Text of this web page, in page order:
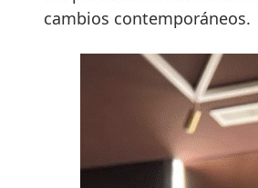
cambios contemporáneos.